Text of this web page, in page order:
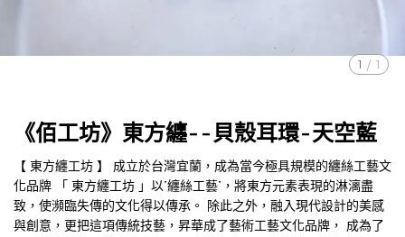
1 / 1
《佰工坊》東方纏--貝殼耳環-天空藍
【 東方纏工坊 】 成立於台灣宜蘭，成為當今極具規模的纏絲工藝文
化品牌 「 東方纏工坊 」以”纏絲工藝”，將東方元素表現的淋漓盡
致，使瀕臨失傳的文化得以傳承。 除此之外，融入現代設計的美感
與創意，更把這項傳統技藝，昇華成了藝術工藝文化品牌， 成為了